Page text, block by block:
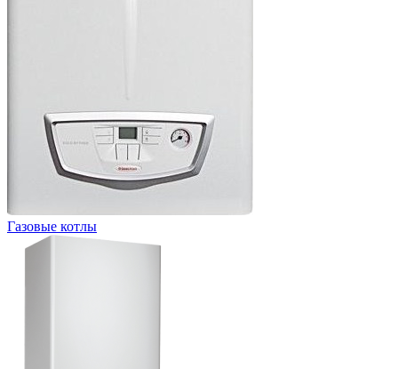
Газовые котлы